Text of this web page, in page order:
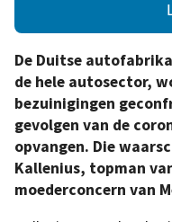
De Duitse
de hele autosector,
bezuinigingen
gevolgen van de
opvangen. Die
Kallenius, topman
moederconcern van